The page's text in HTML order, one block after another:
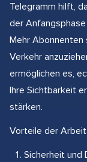
Telegramm hilft,
der
Mehr Abonnenten
Verkehr
ermöglichen es,
Ihre Sichtbarkeit
stärken.
Vorteile der
Sicherheit